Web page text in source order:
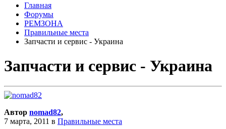
Главная
Форумы
РЕМЗОНА
Правильные места
Запчаcти и сервис - Украина
Запчаcти и сервис - Украина
Автор nomad82,
7 марта, 2011 в Правильные места